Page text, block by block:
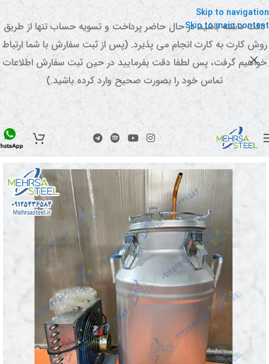
Skip to navigation
Skip to main content
دقت داشته باشید در حال حاضر پرداخت و تسویه حساب تنها از طریق
روش کارت به کارت انجام می پذیرد. (پس از ثبت سفارش با شما ارتباط
خواهیم گرفت، پس لطفا دقت بفرمایید در حین ثبت سفارش اطلاعات
تماس خود را بصورت صحیح وارد کرده باشید.)